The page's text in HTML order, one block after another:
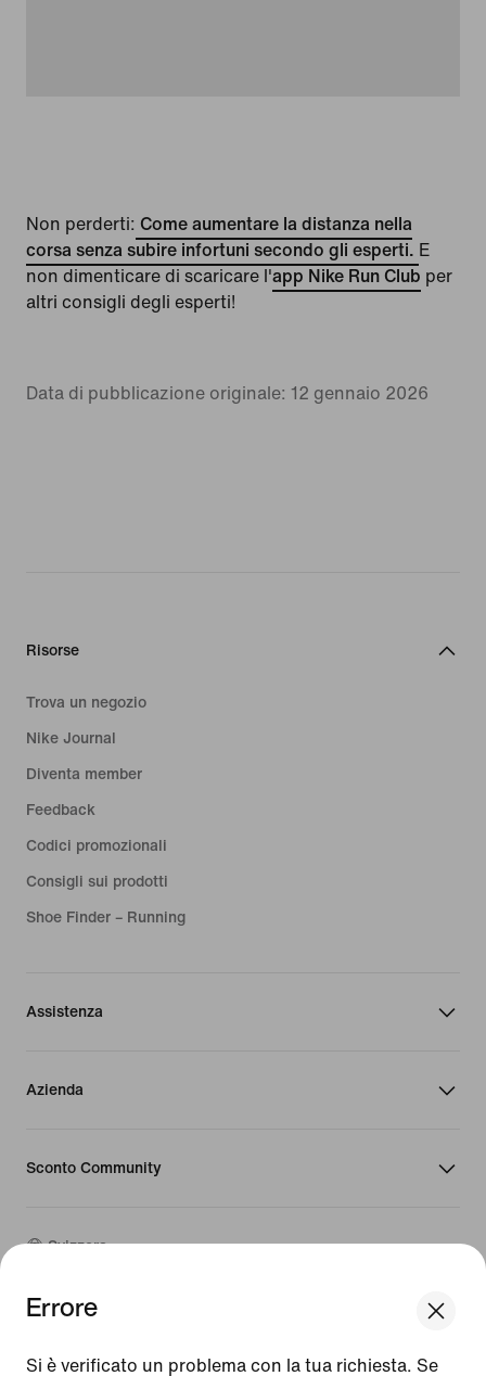
Errore
Si è verificato un problema con la tua richiesta. Se
Non perderti: Come aumentare la distanza nella
corsa senza subire infortuni secondo gli esperti. E
non dimenticare di scaricare l'app Nike Run Club per
altri consigli degli esperti!
Data di pubblicazione originale: 12 gennaio 2026
Risorse
Trova un negozio
Nike Journal
Diventa member
Feedback
Codici promozionali
Consigli sui prodotti
Shoe Finder – Running
Assistenza
Azienda
Sconto Community
Svizzera
©2026 Nike, Inc. Tutti i diritti riservati